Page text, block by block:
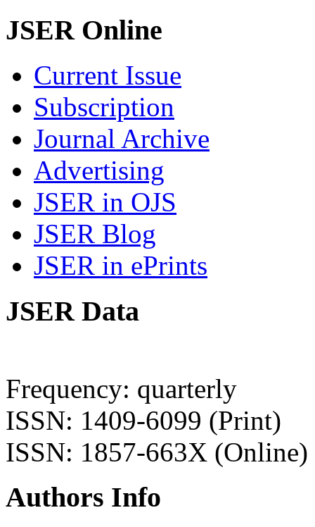
JSER Online
Current Issue
Subscription
Journal Archive
Advertising
JSER in OJS
JSER Blog
JSER in ePrints
JSER Data
Frequency: quarterly
ISSN: 1409-6099 (Print)
ISSN: 1857-663X (Online)
Authors Info